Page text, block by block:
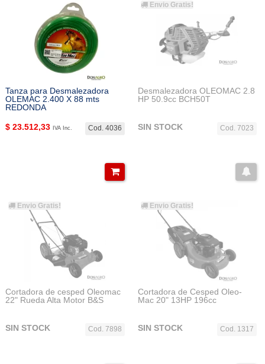
Tanza para Desmalezadora
OLEMAC 2.400 X 88 mts
REDONDA
Cod. 4036
$ 23.512,33 IVA Inc.
Envio Gratis!
Desmalezadora OLEOMAC 2.8
HP 50.9cc BCH50T
Cod. 7023
SIN STOCK
Envio Gratis!
Cortadora de cesped Oleomac
22" Rueda Alta Motor B&S
Cod. 7898
SIN STOCK
Envio Gratis!
Cortadora de Cesped Oleo-
Mac 20" 13HP 196cc
Cod. 1317
SIN STOCK